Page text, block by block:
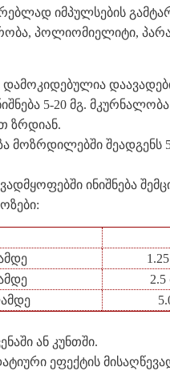
იმპულსების
პოლიომიელიტი,
5-20 მგ.
ზრდიან.
მოზრდილებში შეადგენს
ინიშნება
ან კუნთში.
ეფექტის